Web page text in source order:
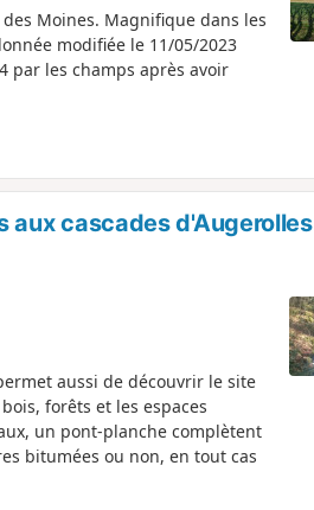
Moines. Magnifique dans les
par les champs après avoir
aux cascades d'Augerolles
aussi de découvrir le site
forêts et les espaces
un pont-planche complètent
bitumées ou non, en tout cas